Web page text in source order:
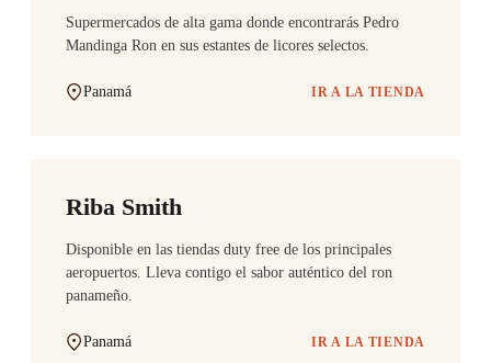
Supermercados de alta gama donde encontrarás Pedro
Mandinga Ron en sus estantes de licores selectos.
Panamá IR A LA TIENDA
Riba Smith
Disponible en las tiendas duty free de los principales
aeropuertos. Lleva contigo el sabor auténtico del ron
panameño.
Panamá IR A LA TIENDA